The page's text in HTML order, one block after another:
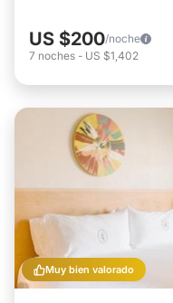
US $200/noche
7 noches - US $1,402
Muy bien valorado